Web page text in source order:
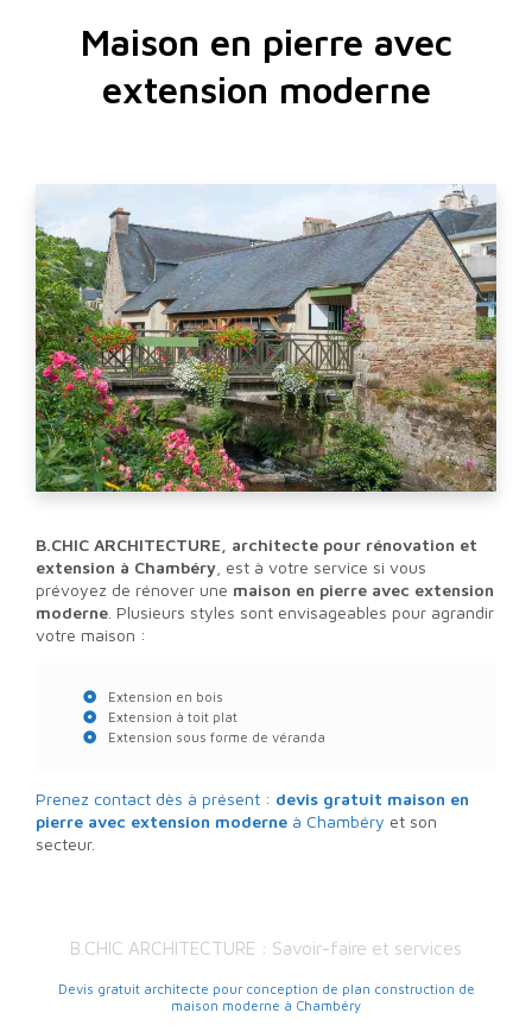
Maison en pierre avec
extension moderne
B.CHIC ARCHITECTURE, architecte pour rénovation et
extension à Chambéry , est à votre service si vous
prévoyez de rénover une maison en pierre avec extension
moderne . Plusieurs styles sont envisageables pour agrandir
votre maison :
Extension en bois
Extension à toit plat
Extension sous forme de véranda
Prenez contact dès à présent : devis gratuit maison en
pierre avec extension moderne à Chambéry et son
secteur.
B.CHIC ARCHITECTURE : Savoir-faire et services
Devis gratuit architecte pour conception de plan construction de
maison moderne à Chambéry